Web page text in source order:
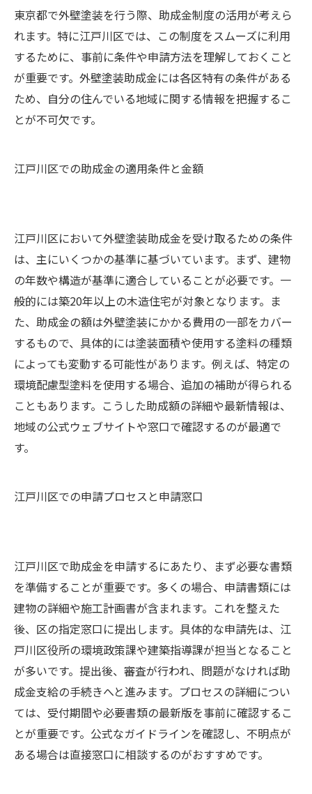
東京都で外壁塗装を行う際、助成金制度の活用が考えら
れます。特に江戸川区では、この制度をスムーズに利用
するために、事前に条件や申請方法を理解しておくこと
が重要です。外壁塗装助成金には各区特有の条件がある
ため、自分の住んでいる地域に関する情報を把握するこ
とが不可欠です。
江戸川区での助成金の適用条件と金額
江戸川区において外壁塗装助成金を受け取るための条件
は、主にいくつかの基準に基づいています。まず、建物
の年数や構造が基準に適合していることが必要です。一
般的には築20年以上の木造住宅が対象となります。ま
た、助成金の額は外壁塗装にかかる費用の一部をカバー
するもので、具体的には塗装面積や使用する塗料の種類
によっても変動する可能性があります。例えば、特定の
環境配慮型塗料を使用する場合、追加の補助が得られる
こともあります。こうした助成額の詳細や最新情報は、
地域の公式ウェブサイトや窓口で確認するのが最適で
す。
江戸川区での申請プロセスと申請窓口
江戸川区で助成金を申請するにあたり、まず必要な書類
を準備することが重要です。多くの場合、申請書類には
建物の詳細や施工計画書が含まれます。これを整えた
後、区の指定窓口に提出します。具体的な申請先は、江
戸川区役所の環境政策課や建築指導課が担当となること
が多いです。提出後、審査が行われ、問題がなければ助
成金支給の手続きへと進みます。プロセスの詳細につい
ては、受付期間や必要書類の最新版を事前に確認するこ
とが重要です。公式なガイドラインを確認し、不明点が
ある場合は直接窓口に相談するのがおすすめです。